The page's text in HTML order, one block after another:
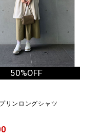
50%OFF
リンロングシャツ